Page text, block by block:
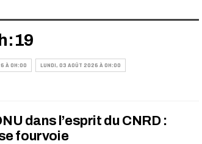
À 0H:00 LUNDI, 03 AOÛT 2026 À 0H:00
dans l’esprit du CNRD :
fourvoie